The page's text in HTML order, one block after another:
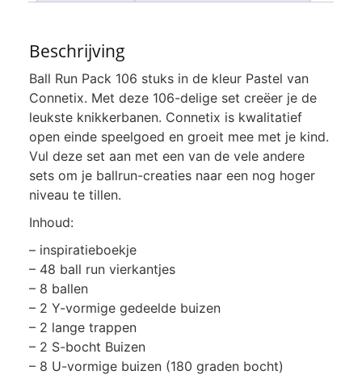
Beschrijving
Ball Run Pack 106 stuks in de kleur Pastel van
Connetix. Met deze 106-delige set creëer je de
leukste knikkerbanen. Connetix is kwalitatief
open einde speelgoed en groeit mee met je kind.
Vul deze set aan met een van de vele andere
sets om je ballrun-creaties naar een nog hoger
niveau te tillen.
Inhoud:
– inspiratieboekje
– 48 ball run vierkantjes
– 8 ballen
– 2 Y-vormige gedeelde buizen
– 2 lange trappen
– 2 S-bocht Buizen
– 8 U-vormige buizen (180 graden bocht)